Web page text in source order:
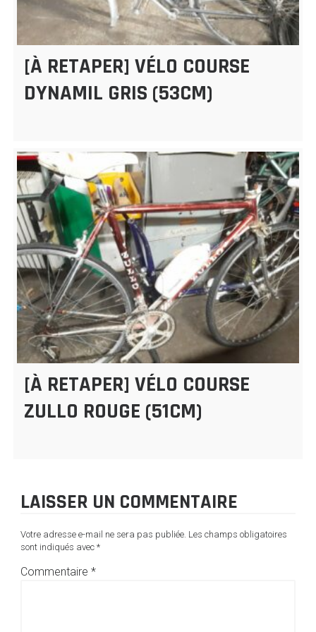
[À RETAPER] VÉLO COURSE
DYNAMIL GRIS (53CM)
[À RETAPER] VÉLO COURSE
ZULLO ROUGE (51CM)
LAISSER UN COMMENTAIRE
Votre adresse e-mail ne sera pas publiée. Les champs obligatoires
sont indiqués avec *
Commentaire *